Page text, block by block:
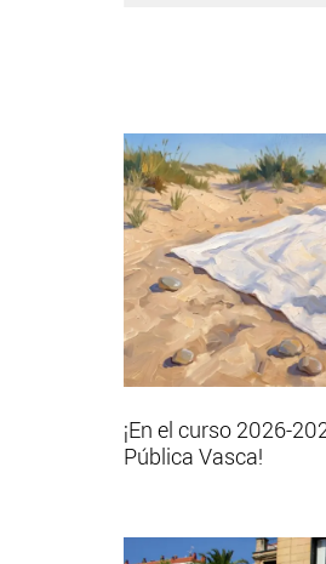
¡En el curso 2026-
Pública Vasca!